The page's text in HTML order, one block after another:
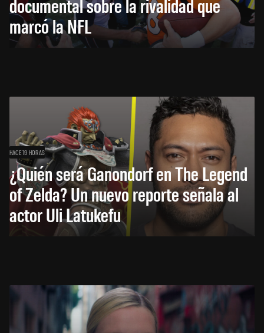
documental sobre la rivalidad que
marcó la NFL
HACE 19 HORAS
¿Quién será Ganondorf en The Legend
of Zelda? Un nuevo reporte señala al
actor Uli Latukefu